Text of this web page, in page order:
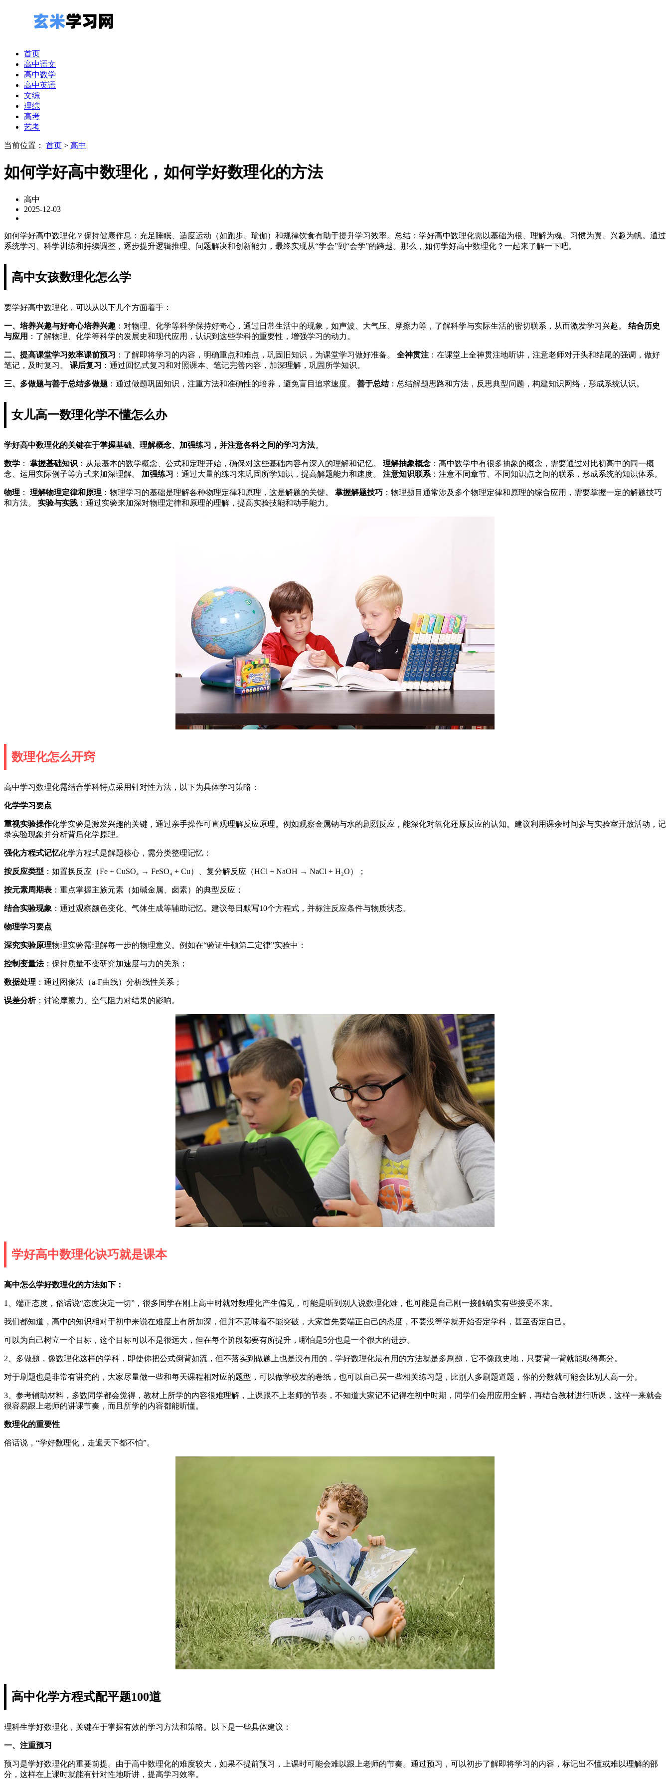
首页
高中语文
高中数学
高中英语
文综
理综
高考
艺考
当前位置： 首页 > 高中
如何学好高中数理化，如何学好数理化的方法
高中
2025-12-03
如何学好高中数理化？保持健康作息：充足睡眠、适度运动（如跑步、瑜伽）和规律饮食有助于提升学习效率。总结：学好高中数理化需以基础为根、理解为魂、习惯为翼、兴趣为帆。通过
系统学习、科学训练和持续调整，逐步提升逻辑推理、问题解决和创新能力，最终实现从“学会”到“会学”的跨越。那么，如何学好高中数理化？一起来了解一下吧。
高中女孩数理化怎么学
要学好高中数理化，可以从以下几个方面着手：
一、培养兴趣与好奇心培养兴趣 ：对物理、化学等科学保持好奇心，通过日常生活中的现象，如声波、大气压、摩擦力等，了解科学与实际生活的密切联系，从而激发学习兴趣。 结合历史
与应用 ：了解物理、化学等科学的发展史和现代应用，认识到这些学科的重要性，增强学习的动力。
二、提高课堂学习效率课前预习 ：了解即将学习的内容，明确重点和难点，巩固旧知识，为课堂学习做好准备。 全神贯注 ：在课堂上全神贯注地听讲，注意老师对开头和结尾的强调，做好
笔记，及时复习。 课后复习 ：通过回忆式复习和对照课本、笔记完善内容，加深理解，巩固所学知识。
三、多做题与善于总结多做题 ：通过做题巩固知识，注重方法和准确性的培养，避免盲目追求速度。 善于总结：总结解题思路和方法，反思典型问题，构建知识网络，形成系统认识。
女儿高一数理化学不懂怎么办
学好高中数理化的关键在于掌握基础、理解概念、加强练习，并注意各科之间的学习方法。
数学 ： 掌握基础知识 ：从最基本的数学概念、公式和定理开始，确保对这些基础内容有深入的理解和记忆。 理解抽象概念 ：高中数学中有很多抽象的概念，需要通过对比初高中的同一概
念、运用实际例子等方式来加深理解。 加强练习 ：通过大量的练习来巩固所学知识，提高解题能力和速度。 注意知识联系 ：注意不同章节、不同知识点之间的联系，形成系统的知识体系。
物理 ： 理解物理定律和原理 ：物理学习的基础是理解各种物理定律和原理，这是解题的关键。 掌握解题技巧 ：物理题目通常涉及多个物理定律和原理的综合应用，需要掌握一定的解题技巧
和方法。 实验与实践 ：通过实验来加深对物理定律和原理的理解，提高实验技能和动手能力。
数理化怎么开窍
高中学习数理化需结合学科特点采用针对性方法，以下为具体学习策略：
化学学习要点
重视实验操作化学实验是激发兴趣的关键，通过亲手操作可直观理解反应原理。例如观察金属钠与水的剧烈反应，能深化对氧化还原反应的认知。建议利用课余时间参与实验室开放活动，记
录实验现象并分析背后化学原理。
强化方程式记忆化学方程式是解题核心，需分类整理记忆：
按反应类型 ：如置换反应（Fe + CuSO₄ → FeSO₄ + Cu）、复分解反应（HCl + NaOH → NaCl + H₂O）；
按元素周期表 ：重点掌握主族元素（如碱金属、卤素）的典型反应；
结合实验现象 ：通过观察颜色变化、气体生成等辅助记忆。建议每日默写10个方程式，并标注反应条件与物质状态。
物理学习要点
深究实验原理物理实验需理解每一步的物理意义。例如在“验证牛顿第二定律”实验中：
控制变量法：保持质量不变研究加速度与力的关系；
数据处理 ：通过图像法（a-F曲线）分析线性关系；
误差分析：讨论摩擦力、空气阻力对结果的影响。
学好高中数理化诀巧就是课本
高中怎么学好数理化的方法如下：
1、端正态度，俗话说“态度决定一切”，很多同学在刚上高中时就对数理化产生偏见，可能是听到别人说数理化难，也可能是自己刚一接触确实有些接受不来。
我们都知道，高中的知识相对于初中来说在难度上有所加深，但并不意味着不能突破，大家首先要端正自己的态度，不要没等学就开始否定学科，甚至否定自己。
可以为自己树立一个目标，这个目标可以不是很远大，但在每个阶段都要有所提升，哪怕是5分也是一个很大的进步。
2、多做题，像数理化这样的学科，即使你把公式倒背如流，但不落实到做题上也是没有用的，学好数理化最有用的方法就是多刷题，它不像政史地，只要背一背就能取得高分。
对于刷题也是非常有讲究的，大家尽量做一些和每天课程相对应的题型，可以做学校发的卷纸，也可以自己买一些相关练习题，比别人多刷题道题，你的分数就可能会比别人高一分。
3、参考辅助材料，多数同学都会觉得，教材上所学的内容很难理解，上课跟不上老师的节奏，不知道大家记不记得在初中时期，同学们会用应用全解，再结合教材进行听课，这样一来就会
很容易跟上老师的讲课节奏，而且所学的内容都能听懂。
数理化的重要性
俗话说，“学好数理化，走遍天下都不怕”。
高中化学方程式配平题100道
理科生学好数理化，关键在于掌握有效的学习方法和策略。以下是一些具体建议：
一、注重预习
预习是学好数理化的重要前提。由于高中数理化的难度较大，如果不提前预习，上课时可能会难以跟上老师的节奏。通过预习，可以初步了解即将学习的内容，标记出不懂或难以理解的部
分，这样在上课时就能有针对性地听讲，提高学习效率。